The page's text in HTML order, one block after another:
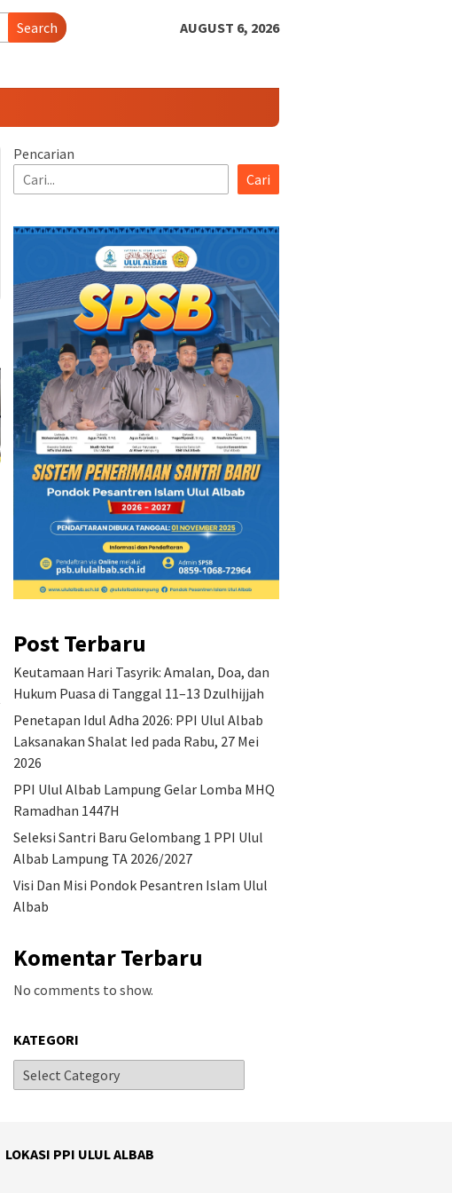
Search AUGUST 6, 2026
Seleksi Santri Baru
Gelombang 1 PPI Ulul Albab
Lampung TA 2026/2027
Visi Dan Misi Pondok
Pesantren Islam Ulul Albab
Pencarian
Cari
Post Terbaru
Keutamaan Hari Tasyrik: Amalan, Doa, dan
Hukum Puasa di Tanggal 11–13 Dzulhijjah
Penetapan Idul Adha 2026: PPI Ulul Albab
Laksanakan Shalat Ied pada Rabu, 27 Mei
2026
PPI Ulul Albab Lampung Gelar Lomba MHQ
Ramadhan 1447H
Seleksi Santri Baru Gelombang 1 PPI Ulul
Albab Lampung TA 2026/2027
Visi Dan Misi Pondok Pesantren Islam Ulul
Albab
Komentar Terbaru
No comments to show.
KATEGORI
LOKASI PPI ULUL ALBAB